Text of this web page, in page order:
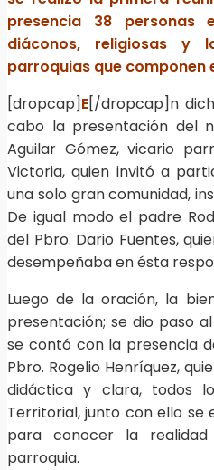
presencia 38 personas
diáconos, religiosas y
parroquias que componen
[dropcap]E[/dropcap]n
cabo la presentación del
Aguilar Gómez, vicario
Victoria, quien invitó a
una solo gran comunidad,
De igual modo el padre
del Pbro. Dario Fuentes,
desempeñaba en ésta
Luego de la oración, la
presentación; se dio paso
se contó con la presencia
Pbro. Rogelio Henríquez,
didáctica y clara, todos
Territorial, junto con ello se
para conocer la
parroquia.